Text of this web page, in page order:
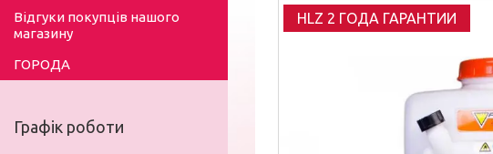
HLZ 2 ГОДА ГАРАНТИИ
Відгуки покупців нашого
магазину
ГОРОДА
Графік роботи